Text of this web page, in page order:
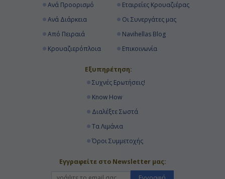
Ανά Προορισμό
Ανά Διάρκεια
Από Πειραιά
Κρουαζιερόπλοια
Εταιρείες Κρουαζιέρας
Οι Συνεργάτες μας
Navihellas Blog
Επικοινωνία
Εξυπηρέτηση:
Συχνές Ερωτήσεις!
Know How
Διαλέξτε Σωστά
Τα Λιμάνια
Όροι Συμμετοχής
Εγγραφείτε στο Newsletter μας: